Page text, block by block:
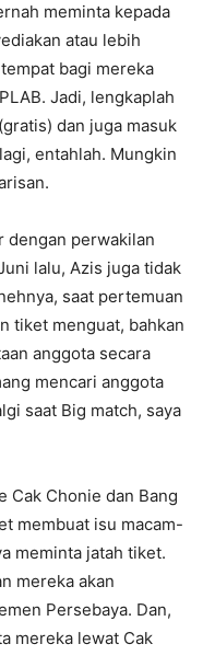
meminta kepada
atau lebih
bagi mereka
Jadi, lengkaplah
dan juga masuk
entahlah. Mungkin
dengan perwakilan
lalu, Azis juga tidak
saat pertemuan
tiket menguat, bahkan
anggota secara
mencari anggota
saat Big match, saya
Cak Chonie dan Bang
membuat isu macam-
meminta jatah tiket.
mereka akan
Persebaya. Dan,
mereka lewat Cak